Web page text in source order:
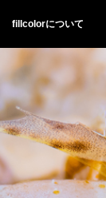
fillcolorについて